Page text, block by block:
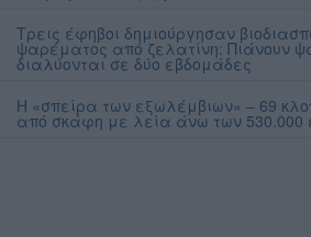
Τρεις έφηβοι δημιούργησαν
ψαρέματος από ζελατίνη: Πιάνουν
διαλύονται σε δύο εβδομάδες
Η «σπείρα των εξωλέμβιων» – 69
από σκάφη με λεία άνω των 530.000